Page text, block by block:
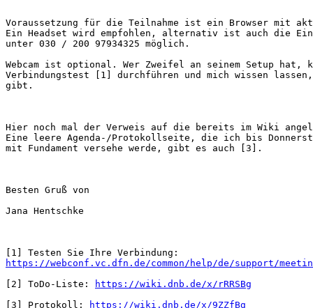
Voraussetzung für die Teilnahme ist ein Browser mit
Ein Headset wird empfohlen, alternativ ist auch die
unter 030 / 200 97934325 möglich.
Webcam ist optional. Wer Zweifel an seinem Setup hat,
Verbindungstest [1] durchführen und mich wissen
gibt.
Hier noch mal der Verweis auf die bereits im Wiki
Eine leere Agenda-/Protokollseite, die ich bis
mit Fundament versehe werde, gibt es auch [3].
Besten Gruß von
Jana Hentschke
https://webconf.vc.dfn.de/common/help/de/support/
[2] ToDo-Liste:
https://wiki.dnb.de/x/rRRSBg
[3] Protokoll:
https://wiki.dnb.de/x/9ZZfBg